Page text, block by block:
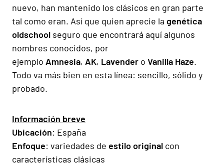
nuevo, han mantenido los clásicos en gran parte
tal como eran. Así que quien aprecie la genética
oldschool seguro que encontrará aquí algunos
nombres conocidos, por
ejemplo Amnesia, AK, Lavender o Vanilla Haze.
Todo va más bien en esta línea: sencillo, sólido y
probado.
Información breve
Ubicación: España
Enfoque: variedades de estilo original con
características clásicas